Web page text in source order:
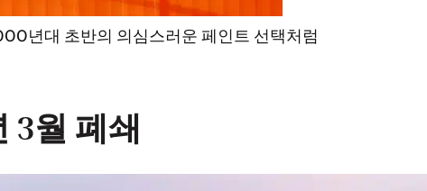
년대 초반의 의심스러운 페인트 선택처럼
3월 폐쇄